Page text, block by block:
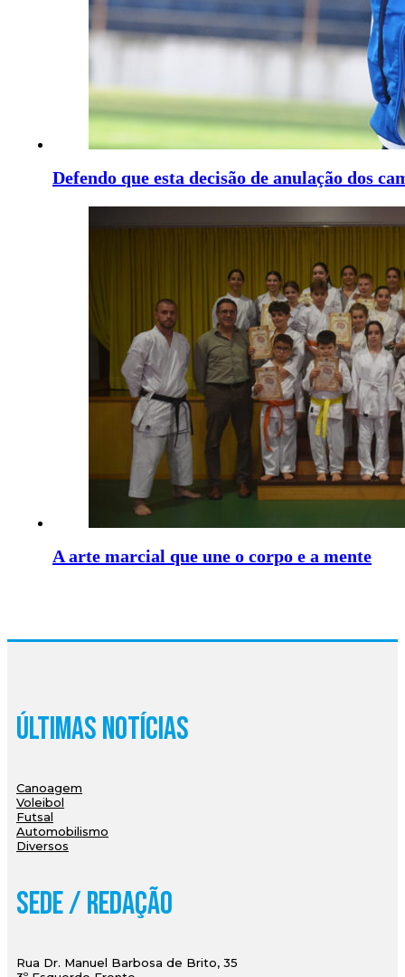
Defendo que esta decisão de anulação dos
A arte marcial que une o corpo e a mente
Últimas Notícias
Canoagem
Voleibol
Futsal
Automobilismo
Diversos
Sede / Redação
Rua Dr. Manuel Barbosa de Brito, 35